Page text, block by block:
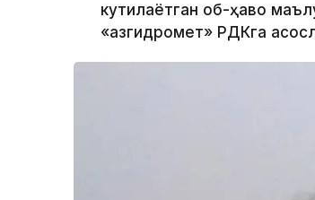
кутилаётган об-ҳаво
«Қазгидромет» РДКга